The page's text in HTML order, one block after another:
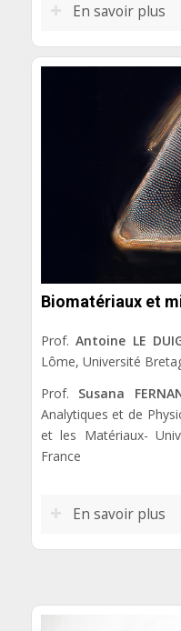
En savoir plus
Biomatériaux et
Prof.Antoine LE
Lôme, Université
Prof. Susana
Analytiques et de
et les Matériaux-
France
En savoir plus